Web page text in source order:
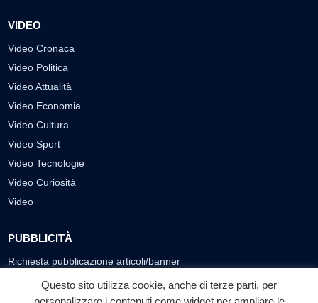
VIDEO
Video Cronaca
Video Politica
Video Attualità
Video Economia
Video Cultura
Video Sport
Video Tecnologie
Video Curiosità
Video
PUBBLICITÀ
Richiesta pubblicazione articoli/banner
SEGUICI SUI SOCIAL
Questo sito utilizza cookie, anche di terze parti, per